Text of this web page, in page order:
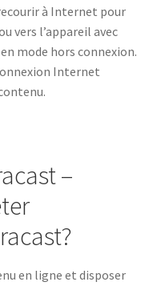
à Internet pour
vers l’appareil avec
mode hors connexion.
Internet
–
en ligne et disposer